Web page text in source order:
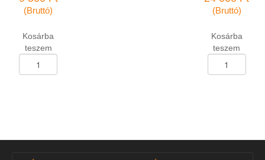
(Bruttó)
Kosárba
teszem
abroncs
TT
(Bruttó)
Kosárba
teszem
abroncs
TTF